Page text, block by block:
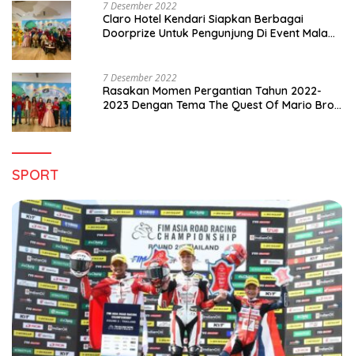
7 Desember 2022
Claro Hotel Kendari Siapkan Berbagai
Doorprize Untuk Pengunjung Di Event Malam
7 Desember 2022
Rasakan Momen Pergantian Tahun 2022-
2023 Dengan Tema The Quest Of Mario Bros
SPORT